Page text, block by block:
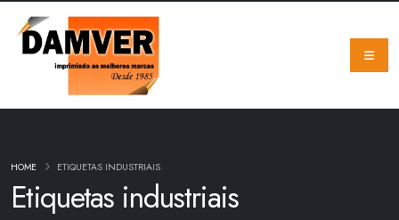
Etiquetas industriais
HOME ETIQUETAS INDUSTRIAIS